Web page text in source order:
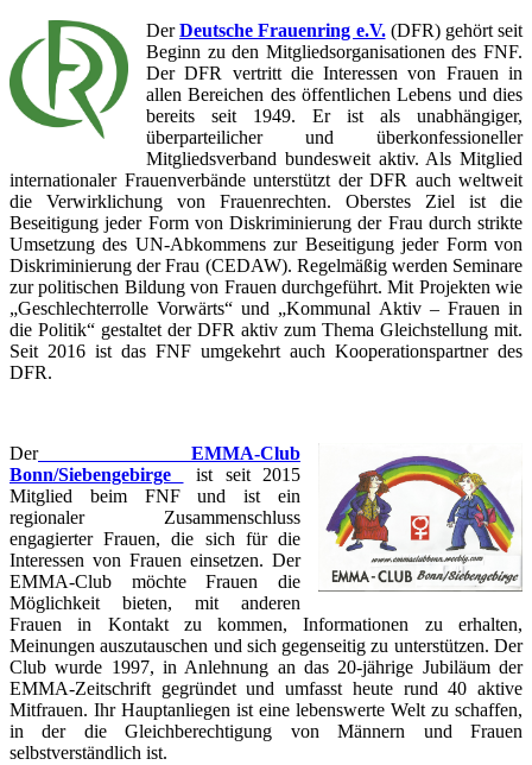
DerDeutsche Frauenring e.V. (DFR) gehört seit
Beginn zu den Mitgliedsorganisationen des FNF.
Der DFR vertritt die Interessen von Frauen in
allen Bereichen des öffentlichen Lebens und dies
bereits seit 1949. Er ist als unabhängiger,
überparteilicher und überkonfessioneller
Mitgliedsverband bundesweit aktiv. Als Mitglied
internationaler Frauenverbände unterstützt der DFR auch weltweit
die Verwirklichung von Frauenrechten. Oberstes Ziel ist die
Beseitigung jeder Form von Diskriminierung der Frau durch strikte
Umsetzung des UN-Abkommens zur Beseitigung jeder Form von
Diskriminierung der Frau (CEDAW). Regelmäßig werden Seminare
zur politischen Bildung von Frauen durchgeführt. Mit Projekten wie
„Geschlechterrolle Vorwärts“ und „Kommunal Aktiv – Frauen in
die Politik“ gestaltet der DFR aktiv zum Thema Gleichstellung mit.
Seit 2016 ist das FNF umgekehrt auch Kooperationspartner des
DFR.
Der
EMMA-Club
Bonn/Siebengebirge
ist seit 2015
Mitglied beim FNF und ist ein
regionaler Zusammenschluss
engagierter Frauen, die sich für die
Interessen von Frauen einsetzen. Der
EMMA-Club möchte Frauen die
Möglichkeit bieten, mit anderen
Frauen in Kontakt zu kommen, Informationen zu erhalten,
Meinungen auszutauschen und sich gegenseitig zu unterstützen. Der
Club wurde 1997, in Anlehnung an das 20-jährige Jubiläum der
EMMA-Zeitschrift gegründet und umfasst heute rund 40 aktive
Mitfrauen. Ihr Hauptanliegen ist eine lebenswerte Welt zu schaffen,
in der die Gleichberechtigung von Männern und Frauen
selbstverständlich ist.